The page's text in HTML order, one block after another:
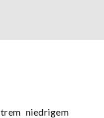
niedrigem